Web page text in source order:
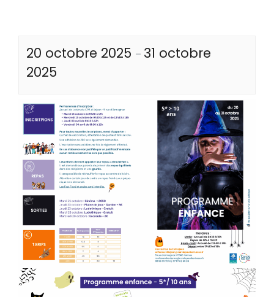
20 octobre 2025 – 31 octobre
2025